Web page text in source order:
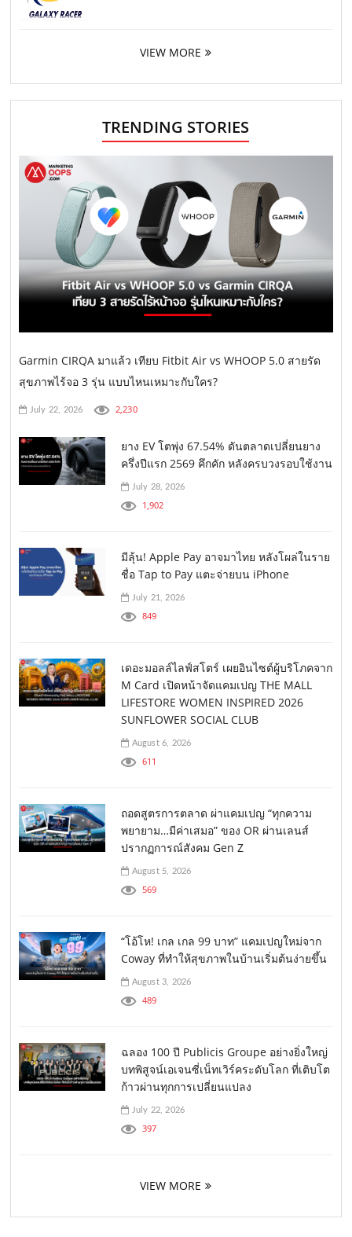
VIEW MORE
TRENDING STORIES
Garmin CIRQA มาแล้ว เทียบ Fitbit Air vs WHOOP 5.0 สายรัด
สุขภาพไร้จอ 3 รุ่น แบบไหนเหมาะกับใคร?
July 22, 2026 2,230
ยาง EV โตพุ่ง 67.54% ดันตลาดเปลี่ยนยาง
ครึ่งปีแรก 2569 คึกคัก หลังครบวงรอบใช้งาน
July 28, 2026
1,902
มีลุ้น! Apple Pay อาจมาไทย หลังโผล่ในราย
ชื่อ Tap to Pay แตะจ่ายบน iPhone
July 21, 2026
849
เดอะมอลล์ไลฟ์สโตร์ เผยอินไซต์ผู้บริโภคจาก
M Card เปิดหน้าจัดแคมเปญ THE MALL
LIFESTORE WOMEN INSPIRED 2026
SUNFLOWER SOCIAL CLUB
August 6, 2026
611
ถอดสูตรการตลาด ผ่าแคมเปญ “ทุกความ
พยายาม…มีค่าเสมอ” ของ OR ผ่านเลนส์
ปรากฏการณ์สังคม Gen Z
August 5, 2026
569
“โอ้โห! เกล เกล 99 บาท” แคมเปญใหม่จาก
Coway ที่ทำให้สุขภาพในบ้านเริ่มต้นง่ายขึ้น
August 3, 2026
489
ฉลอง 100 ปี Publicis Groupe อย่างยิ่งใหญ่
บทพิสูจน์เอเจนซี่เน็ทเวิร์คระดับโลก ที่เติบโต
ก้าวผ่านทุกการเปลี่ยนแปลง
July 22, 2026
397
VIEW MORE